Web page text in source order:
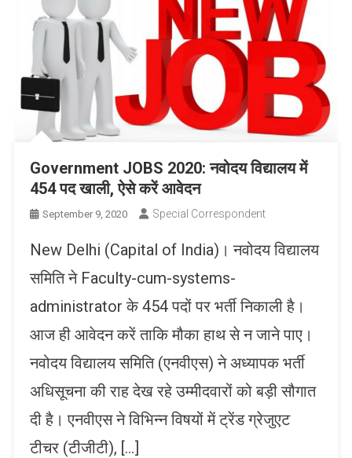
Government JOBS 2020: नवोदय विद्यालय में
454 पद खाली, ऐसे करें आवेदन
September 9, 2020 Special Correspondent
New Delhi (Capital of India)। नवोदय विद्यालय
समिति ने Faculty-cum-systems-
administrator के 454 पदों पर भर्ती निकाली है।
आज ही आवेदन करें ताकि मौका हाथ से न जाने पाए।
नवोदय विद्यालय समिति (एनवीएस) ने अध्यापक भर्ती
अधिसूचना की राह देख रहे उम्मीदवारों को बड़ी सौगात
दी है। एनवीएस ने विभिन्न विषयों में ट्रेंड ग्रेजुएट
टीचर (टीजीटी), […]